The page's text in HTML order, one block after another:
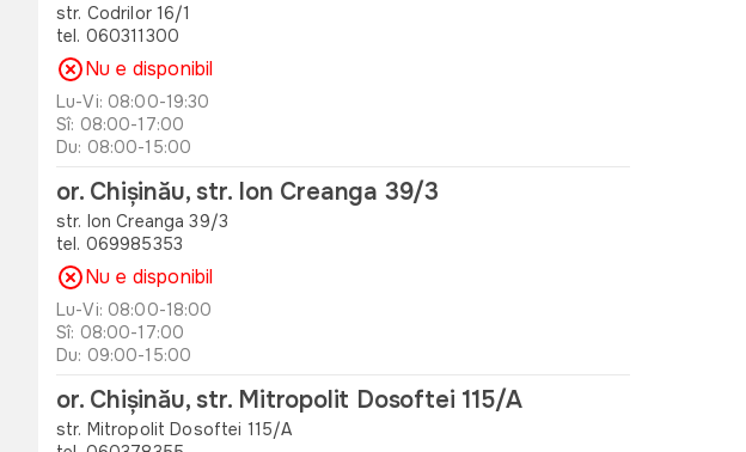
str. Codrilor 16/1
tel. 060311300
Nu e disponibil
Lu-Vi: 08:00-19:30
Sî: 08:00-17:00
Du: 08:00-15:00
or. Chișinău, str. Ion Creanga 39/3
str. Ion Creanga 39/3
tel. 069985353
Nu e disponibil
Lu-Vi: 08:00-18:00
Sî: 08:00-17:00
Du: 09:00-15:00
or. Chișinău, str. Mitropolit Dosoftei 115/A
str. Mitropolit Dosoftei 115/A